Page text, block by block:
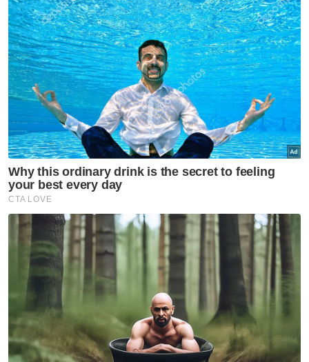
kepada mereka untuk kita laksanakan home
detention,” katanya.
Saifuddin berkata, menerusi program
sedemikian seperti Sistem Parol, Perintah
Kehadiran Wajib serta Program Pemulihan
Pemasyarakatan, kerajaan bukan sahaja
dapat menangani masalah kesesakan
penjara malah ia sebagai langkah penjimatan
kepada negara.
Katanya, program yang telah dijalankan
sebelum ini memberi impak positif dengan
statistik menunjukkan daripada 800 yang
dibebaskan, hanya seorang yang dimasukkan
semula ke dalam penjara.
Artikel Berkaitan:
Tahanan di rumah tiada kaitan dengan Najib -
Saifuddin Nasution
Kerajaan agih RM100 juta laksana kerja kecemasan